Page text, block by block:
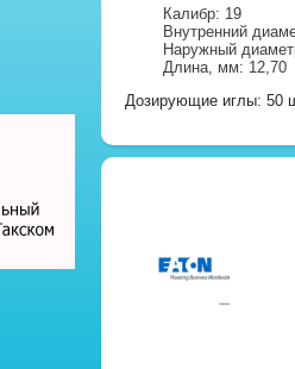
Калибр: 19
Внутренний
Наружный
Длина, мм: 12,70
Дозирующие иглы: 50